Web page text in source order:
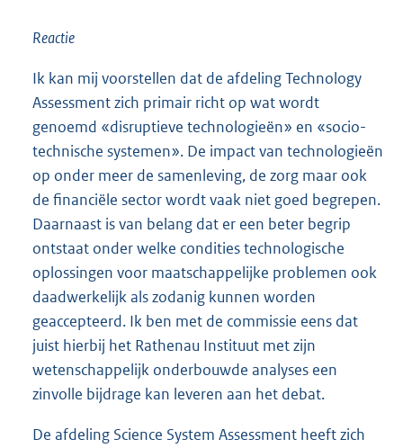
Reactie
Ik kan mij voorstellen dat de afdeling Technology
Assessment zich primair richt op wat wordt
genoemd «disruptieve technologieën» en «socio-
technische systemen». De impact van technologieën
op onder meer de samenleving, de zorg maar ook
de financiële sector wordt vaak niet goed begrepen.
Daarnaast is van belang dat er een beter begrip
ontstaat onder welke condities technologische
oplossingen voor maatschappelijke problemen ook
daadwerkelijk als zodanig kunnen worden
geaccepteerd. Ik ben met de commissie eens dat
juist hierbij het Rathenau Instituut met zijn
wetenschappelijk onderbouwde analyses een
zinvolle bijdrage kan leveren aan het debat.
De afdeling Science System Assessment heeft zich